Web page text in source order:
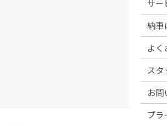
サー
納車
よく
スタ
お問
プラ